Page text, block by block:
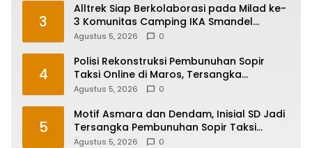
3
Alltrek Siap Berkolaborasi pada Milad ke-
3 Komunitas Camping IKA Smandel
Makassar di Malino
Agustus 5, 2026 0
4
Polisi Rekonstruksi Pembunuhan Sopir
Taksi Online di Maros, Tersangka
Peragakan 24 Adegan
Agustus 5, 2026 0
5
Motif Asmara dan Dendam, Inisial SD Jadi
Tersangka Pembunuhan Sopir Taksi
Online di Maros
Agustus 5, 2026 0